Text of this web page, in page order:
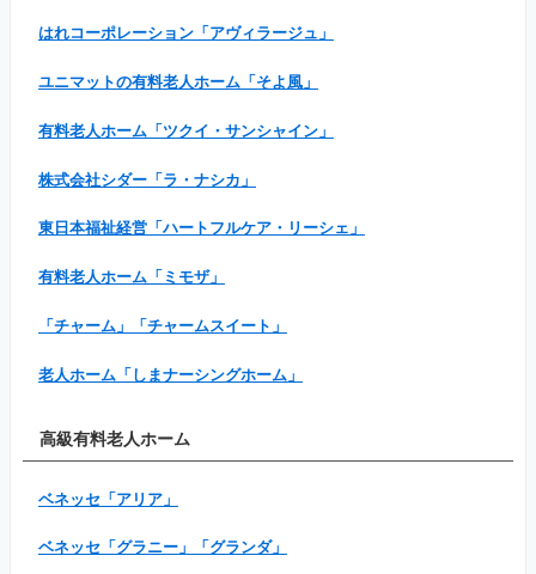
はれコーポレーション「アヴィラージュ」
ユニマットの有料老人ホーム「そよ風」
有料老人ホーム「ツクイ・サンシャイン」
株式会社シダー「ラ・ナシカ」
東日本福祉経営「ハートフルケア・リーシェ」
有料老人ホーム「ミモザ」
「チャーム」「チャームスイート」
老人ホーム「しまナーシングホーム」
高級有料老人ホーム
ベネッセ「アリア」
ベネッセ「グラニー」「グランダ」